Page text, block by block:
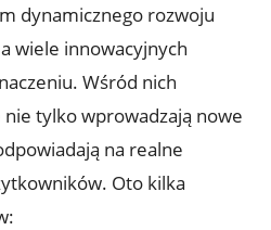
dynamicznego rozwoju
⁢wiele innowacyjnych
Wśród nich
tylko wprowadzają ​nowe
na realne
Oto kilka​